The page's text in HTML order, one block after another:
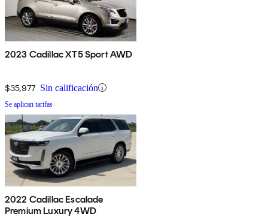
2023 Cadillac XT5 Sport AWD
$35,977 Sin calificación
Se aplican tarifas
2022 Cadillac Escalade
Premium Luxury 4WD